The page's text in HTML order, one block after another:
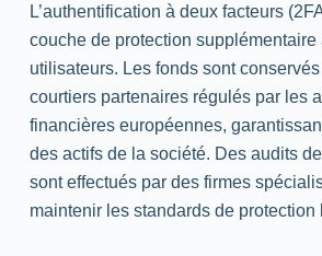
L’authentification à deux facteurs (
couche de protection supplémentaire
utilisateurs. Les fonds sont
courtiers partenaires régulés par les
financières européennes,
des actifs de la société. Des audits
sont effectués par des firmes
maintenir les standards de protection